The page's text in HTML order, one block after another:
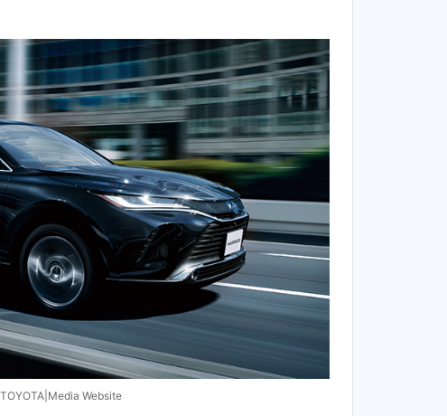
Website